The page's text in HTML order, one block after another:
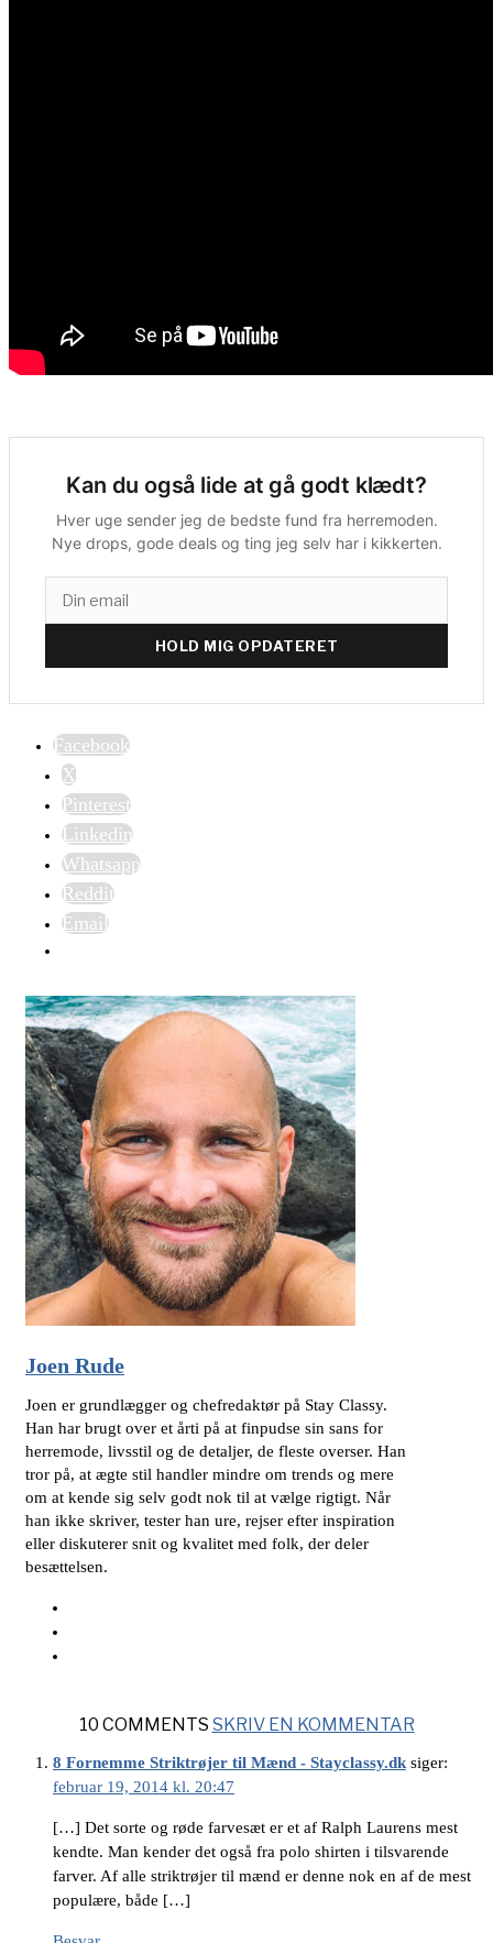
Kan du også lide at gå godt klædt?
Hver uge sender jeg de bedste fund fra herremoden.
Nye drops, gode deals og ting jeg selv har i kikkerten.
HOLD MIG OPDATERET
Facebook
X
Pinterest
Linkedin
Whatsapp
Reddit
Email
Joen Rude
Joen er grundlægger og chefredaktør på Stay Classy.
Han har brugt over et årti på at finpudse sin sans for
herremode, livsstil og de detaljer, de fleste overser. Han
tror på, at ægte stil handler mindre om trends og mere
om at kende sig selv godt nok til at vælge rigtigt. Når
han ikke skriver, tester han ure, rejser efter inspiration
eller diskuterer snit og kvalitet med folk, der deler
besættelsen.
10 COMMENTS SKRIV EN KOMMENTAR
8 Fornemme Striktrøjer til Mænd - Stayclassy.dk siger:
februar 19, 2014 kl. 20:47
[…] Det sorte og røde farvesæt er et af Ralph Laurens mest
kendte. Man kender det også fra polo shirten i tilsvarende
farver. Af alle striktrøjer til mænd er denne nok en af de mest
populære, både […]